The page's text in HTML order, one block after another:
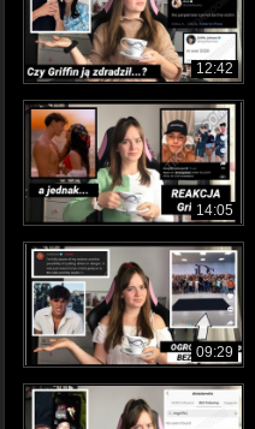
12:42
14:05
09:29